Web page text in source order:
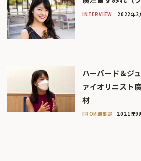
INTERVIEW 2022年2
ハーバード＆ジ
ァイオリニスト
材
FROM編集部 2021年9